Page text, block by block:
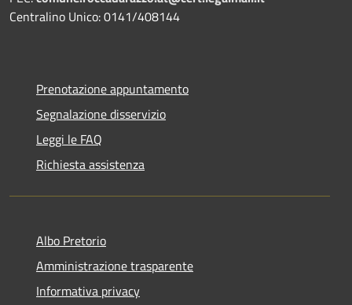
Centralino Unico: 0141/408144
Prenotazione appuntamento
Segnalazione disservizio
Leggi le FAQ
Richiesta assistenza
Albo Pretorio
Amministrazione trasparente
Informativa privacy